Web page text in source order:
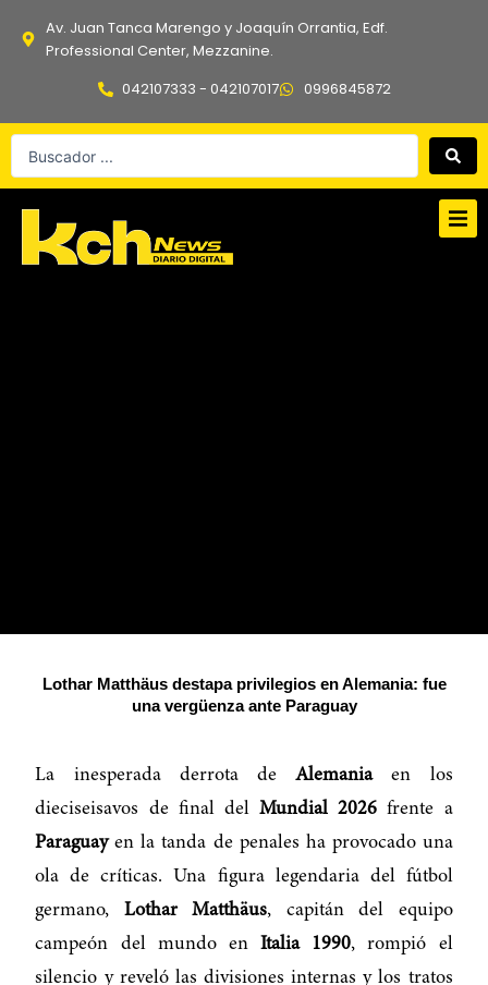
Av. Juan Tanca Marengo y Joaquín Orrantia, Edf.
Professional Center, Mezzanine.
042107333 - 042107017
0996845872
Search
Lothar Matthäus destapa privilegios en Alemania: fue
una vergüenza ante Paraguay
La inesperada derrota deAlemaniaen los
dieciseisavos de final delMundial 2026 frente a
Paraguayen la tanda de penales ha provocado una
ola de críticas. Una figura legendaria del fútbol
germano, Lothar Matthäus, capitán del equipo
campeón del mundo enItalia 1990, rompió el
silencio y reveló las divisiones internas y los tratos